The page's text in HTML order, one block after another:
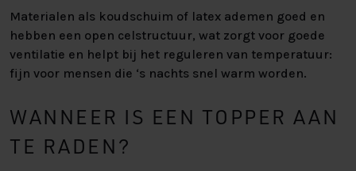
Materialen als koudschuim of latex ademen goed en
hebben een open celstructuur, wat zorgt voor goede
ventilatie en helpt bij het reguleren van temperatuur:
fijn voor mensen die ‘s nachts snel warm worden.
WANNEER IS EEN TOPPER AAN
TE RADEN?